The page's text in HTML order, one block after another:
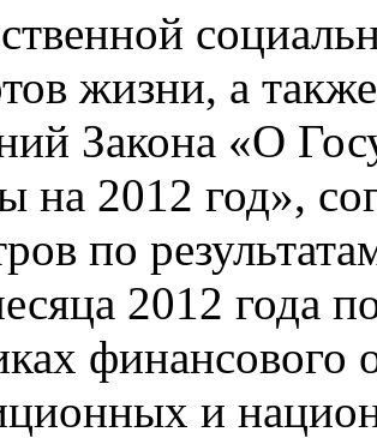
жизни, а
Закона «О
на 2012 год»,
по
2012 года
финансового
и